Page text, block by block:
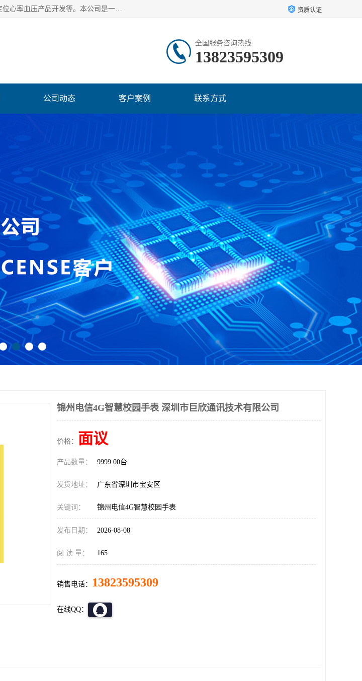
深圳市巨欣通讯技术有限公司是应用领域有：智能硬件Lora产品方案开发、智慧养老GPS定位心率血压产品开发等。本公司是一家民营高新技术企业、行业成员之一的智能硬件方案提供商，公司致力于为智能物联领域提供硬件解决方案。公司可满足不同类型客户采购需要，巨欣通讯切身体会客户对服务及时性的要求，建立了完善的售后服务系统，运用先进的互联网工具为客户提供及时、周到的服务！ 资质认证
全国服务咨询热线:
13823595309
公司动态 客户案例 联系方式
锦州电信4G智慧校园手表 深圳市巨欣通讯技术有限公司
价格： 面议
产品数量： 9999.00台
发货地址： 广东省深圳市宝安区
关键词： 锦州电信4G智慧校园手表
发布日期： 2026-08-08
阅 读 量： 165
销售电话： 13823595309
在线QQ：